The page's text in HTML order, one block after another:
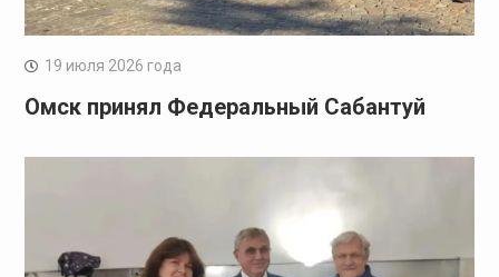
19 июля 2026 года
Омск принял Федеральный Сабантуй